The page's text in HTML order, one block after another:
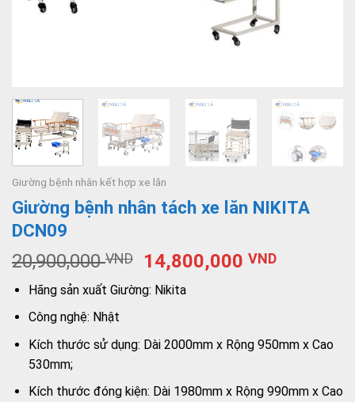
Giường bệnh nhân kết hợp xe lăn
Giường bệnh nhân tách xe lăn NIKITA
DCN09
20,900,000VND 14,800,000VND
Hãng sản xuất Giường: Nikita
Công nghệ: Nhật
Kích thước sử dụng: Dài 2000mm x Rộng 950mm x Cao
530mm;
Kích thước đóng kiện: Dài 1980mm x Rộng 990mm x Cao